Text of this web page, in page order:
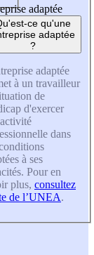
adaptée
ce qu'une
adaptée
?
adaptée
à un travailleur
de
d'exercer
dans
à ses
Pour en
plus, consultez
de l’UNEA.